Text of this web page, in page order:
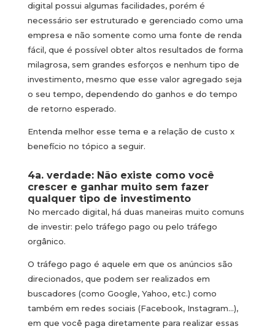
digital possui algumas facilidades, porém é
necessário ser estruturado e gerenciado como uma
empresa e não somente como uma fonte de renda
fácil, que é possível obter altos resultados de forma
milagrosa, sem grandes esforços e nenhum tipo de
investimento, mesmo que esse valor agregado seja
o seu tempo, dependendo do ganhos e do tempo
de retorno esperado.
Entenda melhor esse tema e a relação de custo x
benefício no tópico a seguir.
4a. verdade: Não existe como você
crescer e ganhar muito sem fazer
qualquer tipo de investimento
No mercado digital, há duas maneiras muito comuns
de investir: pelo tráfego pago ou pelo tráfego
orgânico.
O tráfego pago é aquele em que os anúncios são
direcionados, que podem ser realizados em
buscadores (como Google, Yahoo, etc.) como
também em redes sociais (Facebook, Instagram…),
em que você paga diretamente para realizar essas